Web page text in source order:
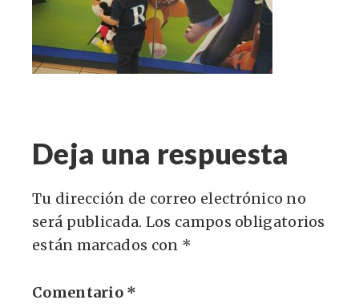
Deja una respuesta
Tu dirección de correo electrónico no
será publicada. Los campos obligatorios
están marcados con *
Comentario *